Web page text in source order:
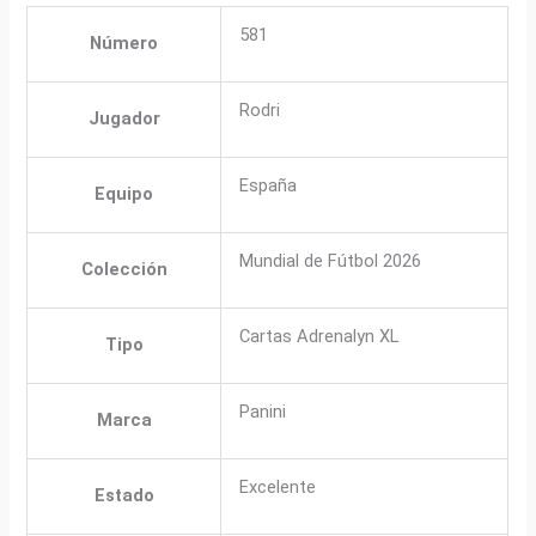
Número 581
Jugador Rodri
Equipo España
Colección Mundial de Fútbol 2026
Tipo Cartas Adrenalyn XL
Marca Panini
Estado Excelente